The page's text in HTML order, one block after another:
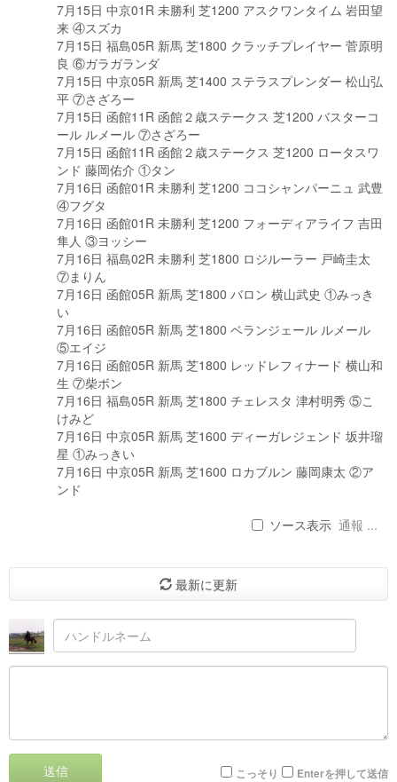
7月15日 中京01R 未勝利 芝1200 アスクワンタイム 岩田望
来 ④スズカ
7月15日 福島05R 新馬 芝1800 クラッチプレイヤー 菅原明
良 ⑥ガラガランダ
7月15日 中京05R 新馬 芝1400 ステラスプレンダー 松山弘
平 ⑦さざろー
7月15日 函館11R 函館２歳ステークス 芝1200 バスターコ
ール ルメール ⑦さざろー
7月15日 函館11R 函館２歳ステークス 芝1200 ロータスワ
ンド 藤岡佑介 ①タン
7月16日 函館01R 未勝利 芝1200 ココシャンパーニュ 武豊
④フグタ
7月16日 函館01R 未勝利 芝1200 フォーディアライフ 吉田
隼人 ③ヨッシー
7月16日 福島02R 未勝利 芝1800 ロジルーラー 戸崎圭太
⑦まりん
7月16日 函館05R 新馬 芝1800 バロン 横山武史 ①みっき
い
7月16日 函館05R 新馬 芝1800 ベランジェール ルメール
⑤エイジ
7月16日 函館05R 新馬 芝1800 レッドレフィナード 横山和
生 ⑦柴ボン
7月16日 福島05R 新馬 芝1800 チェレスタ 津村明秀 ⑤こ
けみど
7月16日 中京05R 新馬 芝1600 ディーガレジェンド 坂井瑠
星 ①みっきい
7月16日 中京05R 新馬 芝1600 ロカブルン 藤岡康太 ②ア
ンド
ソース表示 通報 ...
最新に更新
送信 こっそり Enterを押して送信